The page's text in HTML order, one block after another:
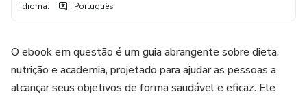
Idioma: Português
O ebook em questão é um guia abrangente sobre dieta,
nutrição e academia, projetado para ajudar as pessoas a
alcançar seus objetivos de forma saudável e eficaz. Ele